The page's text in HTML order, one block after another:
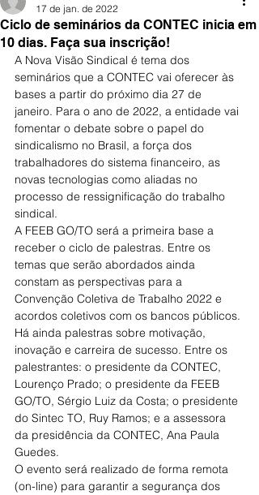
Ciclo de seminários da CONTEC inicia em
10 dias. Faça sua inscrição!
17 de jan. de 2022
A Nova Visão Sindical é tema dos
seminários que a CONTEC vai oferecer às
bases a partir do próximo dia 27 de
janeiro. Para o ano de 2022, a entidade vai
fomentar o debate sobre o papel do
sindicalismo no Brasil, a força dos
trabalhadores do sistema financeiro, as
novas tecnologias como aliadas no
processo de ressignificação do trabalho
sindical.
A FEEB GO/TO será a primeira base a
receber o ciclo de palestras. Entre os
temas que serão abordados ainda
constam as perspectivas para a
Convenção Coletiva de Trabalho 2022 e
acordos coletivos com os bancos públicos.
Há ainda palestras sobre motivação,
inovação e carreira de sucesso. Entre os
palestrantes: o presidente da CONTEC,
Lourenço Prado; o presidente da FEEB
GO/TO, Sérgio Luiz da Costa; o presidente
do Sintec TO, Ruy Ramos; e a assessora
da presidência da CONTEC, Ana Paula
Guedes.
O evento será realizado de forma remota
(on-line) para garantir a segurança dos